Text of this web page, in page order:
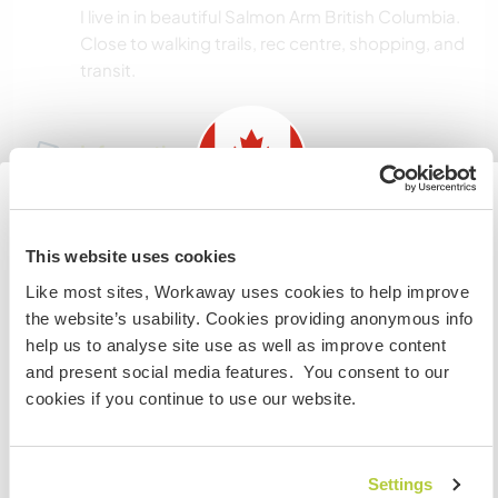
This website uses cookies
Like most sites, Workaway uses cookies to help improve
the website’s usability. Cookies providing anonymous info
help us to analyse site use as well as improve content
and present social media features. You consent to our
cookies if you continue to use our website.
Settings
I live in in beautiful Salmon Arm British Columbia.
Close to walking trails, rec centre, shopping, and
transit.
Informations
Nous avons des animaux
Nous sommes fumeurs
Information for those planning to
visit Canada
If you are NOT from Canada and planning to visit to
volunteer, work or study you will need the correct visa.
To find out more information you need to contact the
embassy in your home country before travelling.